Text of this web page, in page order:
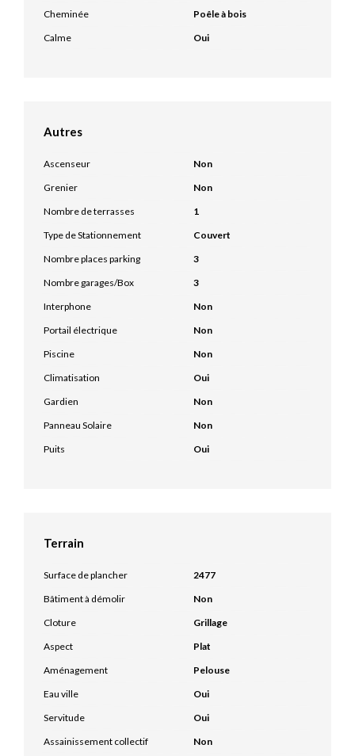
Cheminée
Poêle à bois
Calme
Oui
Autres
Ascenseur
Non
Grenier
Non
Nombre de terrasses
1
Type de Stationnement
Couvert
Nombre places parking
3
Nombre garages/Box
3
Interphone
Non
Portail électrique
Non
Piscine
Non
Climatisation
Oui
Gardien
Non
Panneau Solaire
Non
Puits
Oui
Terrain
Surface de plancher
2477
Bâtiment à démolir
Non
Cloture
Grillage
Aspect
Plat
Aménagement
Pelouse
Eau ville
Oui
Servitude
Oui
Assainissement collectif
Non